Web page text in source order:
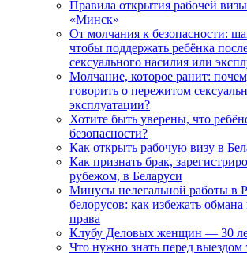
Правила открытия рабочей
«Минск»
От молчания к безопасности:
чтобы поддержать ребёнка
сексуального насилия или
Молчание, которое ранит:
говорить о пережитом
эксплуатации?
Хотите быть уверены, что
безопасности?
Как открыть рабочую визу в
Как признать брак,
рубежом, в Беларуси
Минусы нелегальной работы в
белорусов: как избежать
права
Клубу Деловых женщин — 30
Что нужно знать перед выездом